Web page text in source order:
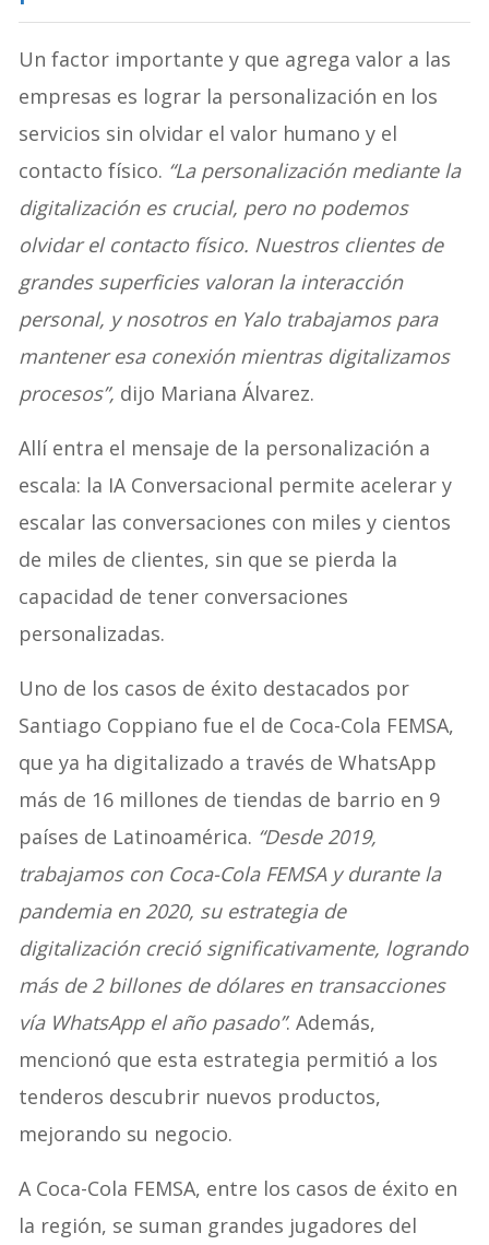
Un factor importante y que agrega valor a las
empresas es lograr la personalización en los
servicios sin olvidar el valor humano y el
contacto físico. “La personalización mediante la
digitalización es crucial, pero no podemos
olvidar el contacto físico. Nuestros clientes de
grandes superficies valoran la interacción
personal, y nosotros en Yalo trabajamos para
mantener esa conexión mientras digitalizamos
procesos”, dijo Mariana Álvarez.
Allí entra el mensaje de la personalización a
escala: la IA Conversacional permite acelerar y
escalar las conversaciones con miles y cientos
de miles de clientes, sin que se pierda la
capacidad de tener conversaciones
personalizadas.
Uno de los casos de éxito destacados por
Santiago Coppiano fue el de Coca-Cola FEMSA,
que ya ha digitalizado a través de WhatsApp
más de 16 millones de tiendas de barrio en 9
países de Latinoamérica. “Desde 2019,
trabajamos con Coca-Cola FEMSA y durante la
pandemia en 2020, su estrategia de
digitalización creció significativamente, logrando
más de 2 billones de dólares en transacciones
vía WhatsApp el año pasado”. Además,
mencionó que esta estrategia permitió a los
tenderos descubrir nuevos productos,
mejorando su negocio.
A Coca-Cola FEMSA, entre los casos de éxito en
la región, se suman grandes jugadores del